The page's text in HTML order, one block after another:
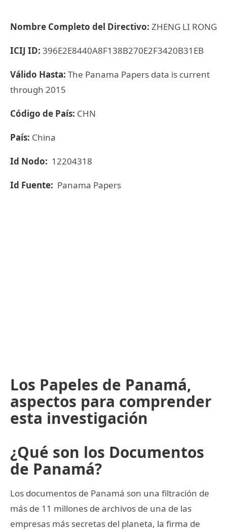
Nombre Completo del Directivo: ZHENG LI RONG
ICIJ ID: 396E2E8440A8F138B270E2F3420B31EB
Válido Hasta: The Panama Papers data is current
through 2015
Código de País: CHN
País: China
Id Nodo: 12204318
Id Fuente: Panama Papers
Los Papeles de Panamá,
aspectos para comprender
esta investigación
¿Qué son los Documentos
de Panamá?
Los documentos de Panamá son una filtración de
más de 11 millones de archivos de una de las
empresas más secretas del planeta, la firma de